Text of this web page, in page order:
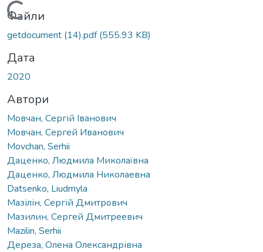
Вантажиться...
Файли
getdocument (14).pdf(555.93 KB)
Дата
2020
Автори
Мовчан, Сергій Іванович
Мовчан, Сергей Иванович
Movchan, Serhii
Даценко, Людмила Миколаївна
Даценко, Людмила Николаевна
Datsenko, Liudmyla
Мазілін, Сергій Дмитрович
Мазилин, Сергей Дмитреевич
Mazilin, Serhii
Дереза, Олена Олександрівна